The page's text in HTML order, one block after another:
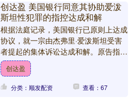
创达盈 美国银行同意其协助爱泼
斯坦性犯罪的指控达成和解
根据法庭记录，美国银行已原则上达成
协议，就一宗由杰弗里·爱泼斯坦受害
者提起的集体诉讼达成和解。原告指控
该行协助这位已故金融家的性贩运活
动。 该初步协议周一已载入....
创达盈
分类：顺发配资 查看：67